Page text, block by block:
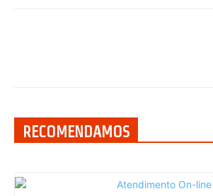
RECOMENDAMOS